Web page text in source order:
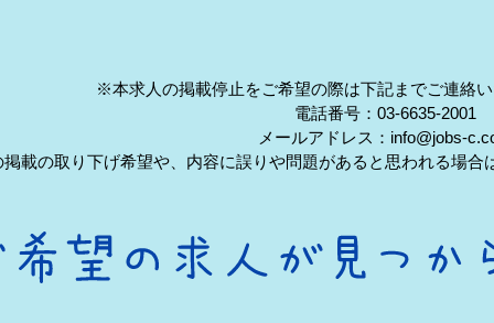
※本求人の掲載停止をご希望の際は下記までご連絡
電話番号：03-6635-2001
メールアドレス：info@jobs-
載の取り下げ希望や、内容に誤りや問題があると思われる場合